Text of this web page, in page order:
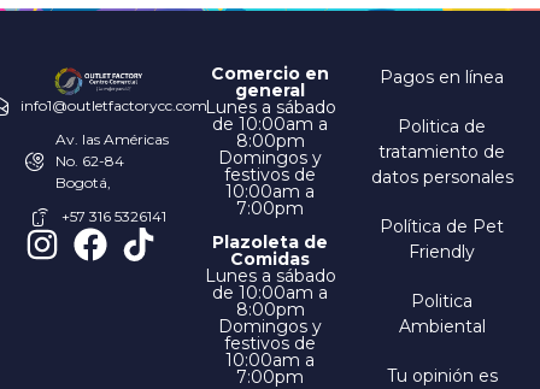
info1@outletfactorycc.com
Av. las Américas
No. 62-84
Bogotá,
+57 316 5326141
Comercio en
general
Lunes a sábado
de 10:00am a
8:00pm
Domingos y
festivos de
10:00am a
7:00pm
Plazoleta de
Comidas
Lunes a sábado
de 10:00am a
8:00pm
Domingos y
festivos de
10:00am a
7:00pm
Pagos en línea
Politica de
tratamiento de
datos personales
Política de Pet
Friendly
Politica
Ambiental
Tu opinión es